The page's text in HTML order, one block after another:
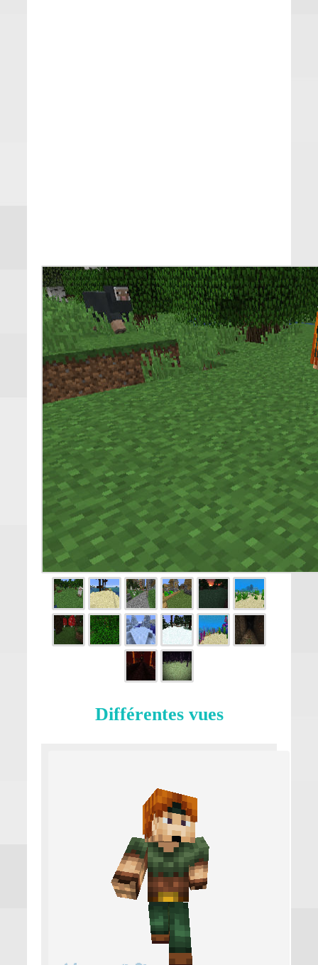
Différentes vues